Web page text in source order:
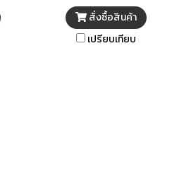
พกพาสะดวก ใช้แบตเตอรี่ขนาด
AA 2ก้อน
สั่งซื้อสินค้า
เปรียบเทียบ